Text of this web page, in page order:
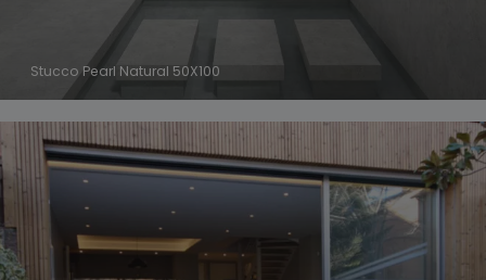
Stucco Pearl Natural 50X100